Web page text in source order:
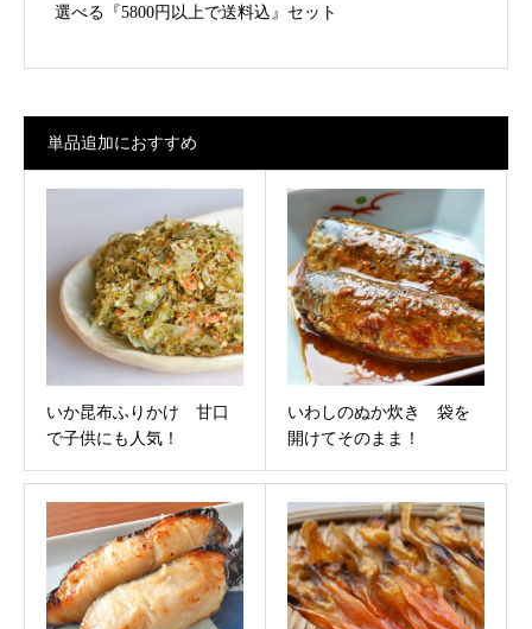
選べる『5800円以上で送料込』セット
単品追加におすすめ
いか昆布ふりかけ 甘口
で子供にも人気！
いわしのぬか炊き 袋を
開けてそのまま！